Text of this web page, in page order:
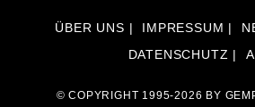
ÜBER UNS IMPRESSUM
DATENSCHUTZ
© COPYRIGHT 1995-2026 BY